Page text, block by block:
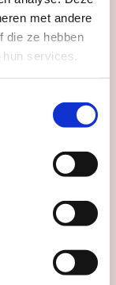
met andere
die ze hebben
services.
in